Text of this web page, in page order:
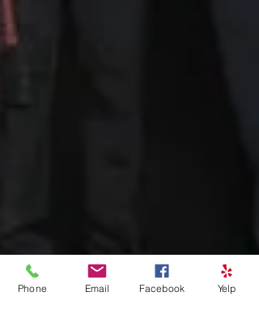
Phone Email Facebook Yelp